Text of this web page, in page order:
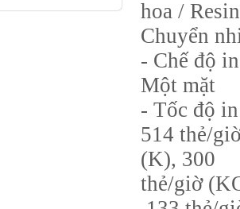
hoa / Resin
Chuyển
- Chế độ
Một mặt
- Tốc độ
514 thẻ/
(K), 300
thẻ/giờ